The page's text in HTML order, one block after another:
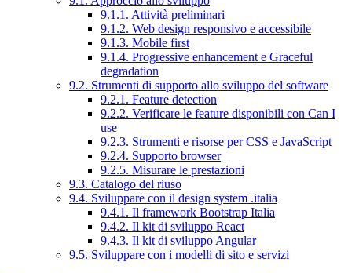
9.1.1. Attività preliminari
9.1.2. Web design responsivo e accessibile
9.1.3. Mobile first
9.1.4. Progressive enhancement e Graceful
degradation
9.2. Strumenti di supporto allo sviluppo del software
9.2.1. Feature detection
9.2.2. Verificare le feature disponibili con Can I
use
9.2.3. Strumenti e risorse per CSS e JavaScript
9.2.4. Supporto browser
9.2.5. Misurare le prestazioni
9.3. Catalogo del riuso
9.4. Sviluppare con il design system .italia
9.4.1. Il framework Bootstrap Italia
9.4.2. Il kit di sviluppo React
9.4.3. Il kit di sviluppo Angular
9.5. Sviluppare con i modelli di sito e servizi